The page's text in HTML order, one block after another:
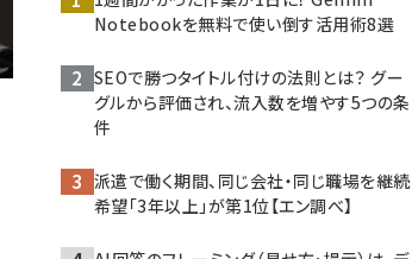
Notebookを無料で使い倒す活用術8選
SEOで勝つタイトル付けの法則とは？ グー
グルから評価され、流入数を増やす5つの条
件
派遣で働く期間、同じ会社・同じ職場を継続
希望「3年以上」が第1位【エン調べ】